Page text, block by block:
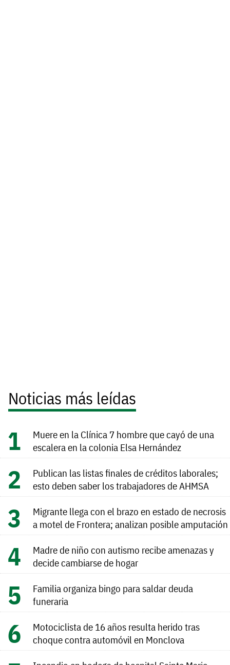
Noticias más leídas
Muere en la Clínica 7 hombre que cayó de una
escalera en la colonia Elsa Hernández
Publican las listas finales de créditos laborales;
esto deben saber los trabajadores de AHMSA
Migrante llega con el brazo en estado de necrosis
a motel de Frontera; analizan posible amputación
Madre de niño con autismo recibe amenazas y
decide cambiarse de hogar
Familia organiza bingo para saldar deuda
funeraria
Motociclista de 16 años resulta herido tras
choque contra automóvil en Monclova